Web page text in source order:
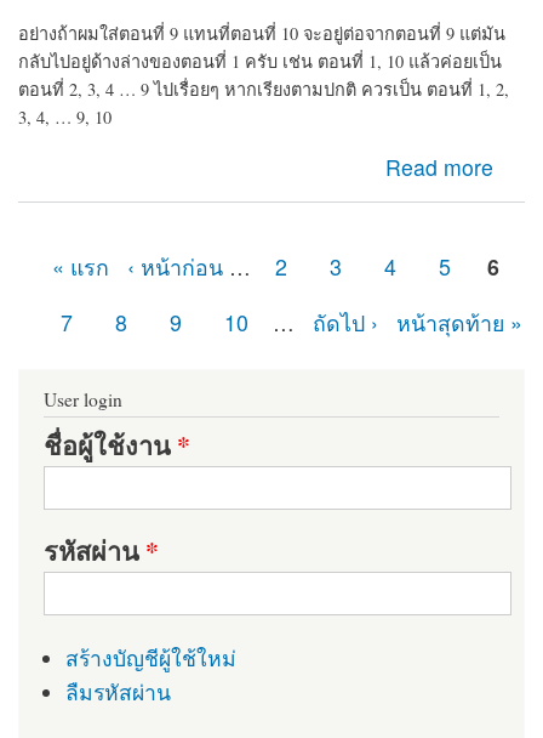
อย่างถ้าผมใส่ตอนที่ 9 แทนที่ตอนที่ 10 จะอยู่ต่อจากตอนที่ 9 แต่มัน
กลับไปอยู่ด้างล่างของตอนที่ 1 ครับ เช่น ตอนที่ 1, 10 แล้วค่อยเป็น
ตอนที่ 2, 3, 4 … 9 ไปเรื่อยๆ หากเรียงตามปกติ ควรเป็น ตอนที่ 1, 2,
3, 4, … 9, 10
Read more
about หาคนรับปรับแก้ Module CMS Drupal เกี่ยวกับ Book
Module
« แรก ‹ หน้าก่อน … 2 3 4 5
6
7
8 9 10 … ถัดไป › หน้าสุดท้าย »
User login
ชื่อผู้ใช้งาน*
รหัสผ่าน*
สร้างบัญชีผู้ใช้ใหม่
ลืมรหัสผ่าน